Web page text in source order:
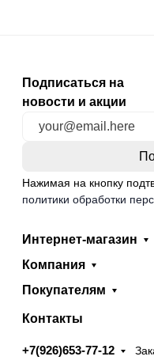
Подписаться на
новости и акции
Нажимая на кнопку
политики обработки
Интернет-магазин
Компания
Покупателям
Контакты
+7(926)653-77-12